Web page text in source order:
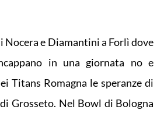
Nocera e Diamantini a Forlì dove
in una giornata no e
Titans Romagna le speranze di
Grosseto. Nel Bowl di Bologna